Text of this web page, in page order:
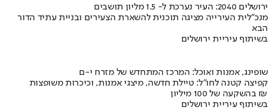
ירושלים 2040: העיר נערכת ל- 1.5 מליון תושבים
מנכ"לית העירייה מציגה תוכנית להשארת הצעירים ובניית עתיד הדור
הבא
בשיתוף עיריית ירושלים
שופינג, אמנות ואוכל: המרכז המתחדש של מזרח י-ם
קפיצה קטנה לחו"ל: טיילת חדשה, מיצגי אמנות, וכיכרות משופצות
בהשקעה של 100 מיליון ₪
בשיתוף עיריית ירושלים